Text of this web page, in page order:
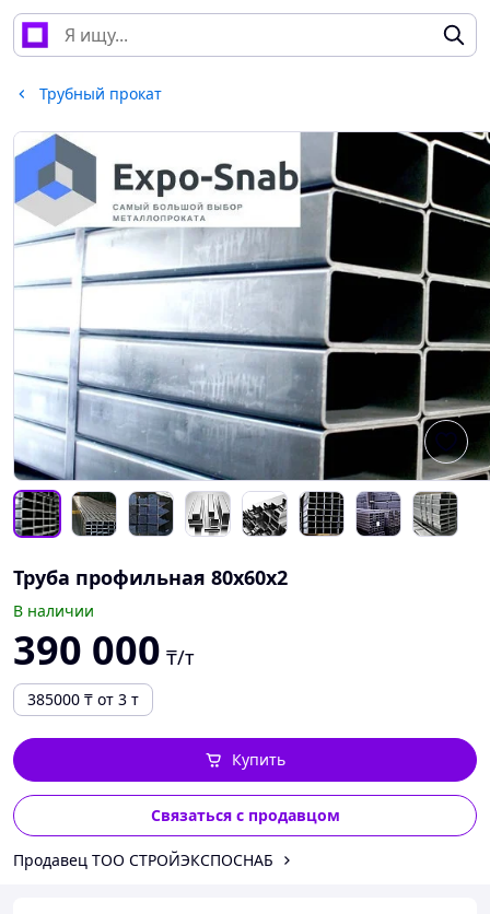
Трубный прокат
Труба профильная 80х60х2
В наличии
390 000 ₸/т
385000 ₸ от 3 т
Купить
Связаться с продавцом
Продавец ТОО СТРОЙЭКСПОСНАБ